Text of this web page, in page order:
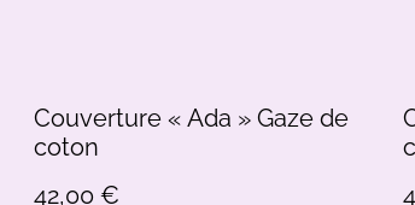
Couverture « Ada » Gaze de
coton
42,00 €